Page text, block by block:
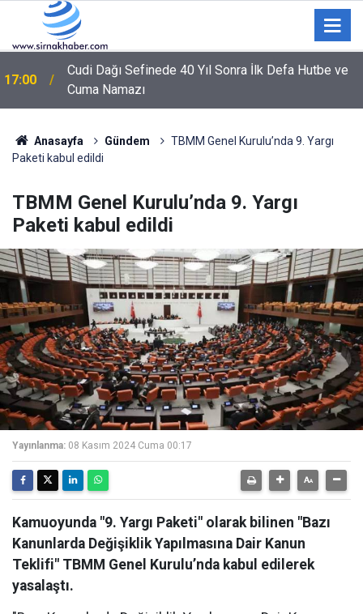
17:00
Cudi Dağı Sefinede 40 Yıl Sonra İlk Defa Hutbe ve
Cuma Namazı
Anasayfa Gündem
TBMM Genel Kurulu’nda 9. Yargı
Paketi kabul edildi
TBMM Genel Kurulu’nda 9. Yargı
Paketi kabul edildi
Yayınlanma: 08 Kasım 2024 Cuma 00:17
Kamuoyunda "9. Yargı Paketi" olarak bilinen "Bazı
Kanunlarda Değişiklik Yapılmasına Dair Kanun
Teklifi" TBMM Genel Kurulu’nda kabul edilerek
yasalaştı.